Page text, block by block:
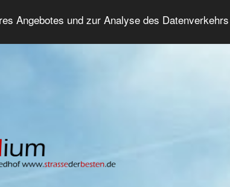
Angebotes und zur Analyse des
Erweiterte Suche Anmelden